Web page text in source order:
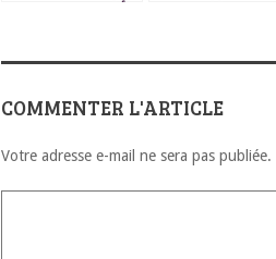
COMMENTER L'ARTICLE
Votre adresse e-mail ne sera pas publiée.